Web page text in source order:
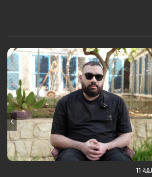
هو توثيق إنسانيٌّ شجاعٌ للحياة تحت وطأة الحرب،
حيّةٍ لأشخاص عايشوا التفجيرات والدمار، فنرى
11